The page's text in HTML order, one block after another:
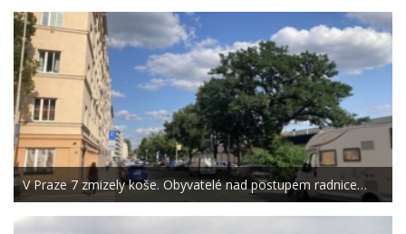
V Praze 7 zmizely koše. Obyvatelé nad postupem radnice…